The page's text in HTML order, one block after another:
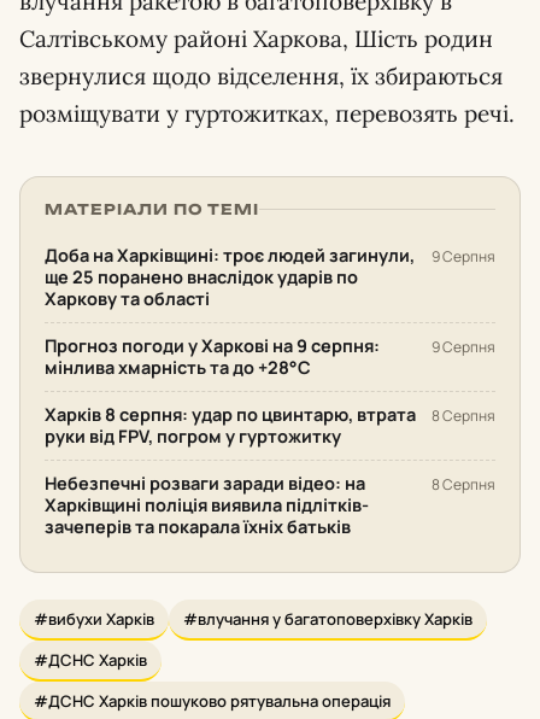
Салтівському районі Харкова, Шість родин
звернулися щодо відселення, їх збираються
розміщувати у гуртожитках, перевозять речі.
МАТЕРІАЛИ ПО ТЕМІ
Доба на Харківщині: троє людей загинули,
ще 25 поранено внаслідок ударів по
Харкову та області
9 Серпня
Прогноз погоди у Харкові на 9 серпня:
мінлива хмарність та до +28°С
9 Серпня
Харків 8 серпня: удар по цвинтарю, втрата
руки від FPV, погром у гуртожитку
8 Серпня
Небезпечні розваги заради відео: на
Харківщині поліція виявила підлітків-
зачеперів та покарала їхніх батьків
8 Серпня
#вибухи Харків
#влучання у багатоповерхівку Харків
#ДСНС Харків
#ДСНС Харків пошуково рятувальна операція